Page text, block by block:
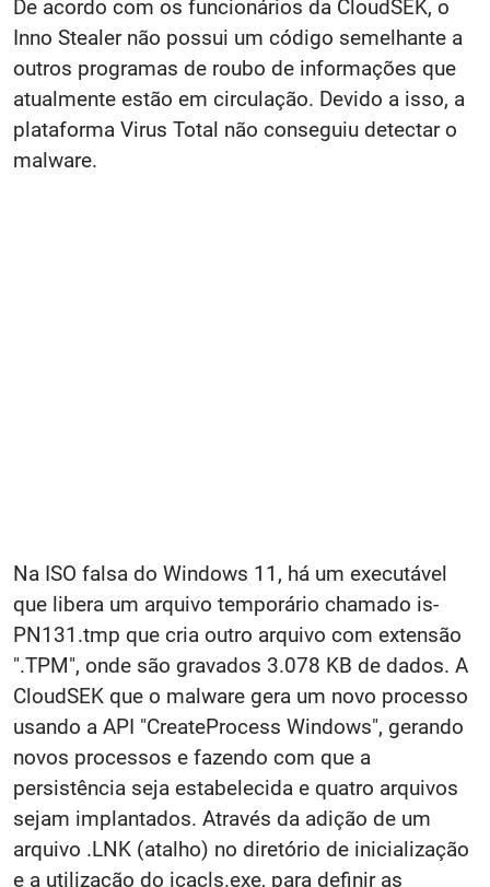
De acordo com os funcionários da CloudSEK, o
Inno Stealer não possui um código semelhante a
outros programas de roubo de informações que
atualmente estão em circulação. Devido a isso, a
plataforma Virus Total não conseguiu detectar o
malware.
Na ISO falsa do Windows 11, há um executável
que libera um arquivo temporário chamado is-
PN131.tmp que cria outro arquivo com extensão
".TPM", onde são gravados 3.078 KB de dados. A
CloudSEK que o malware gera um novo processo
usando a API "CreateProcess Windows", gerando
novos processos e fazendo com que a
persistência seja estabelecida e quatro arquivos
sejam implantados. Através da adição de um
arquivo .LNK (atalho) no diretório de inicialização
e a utilização do icacls.exe, para definir as